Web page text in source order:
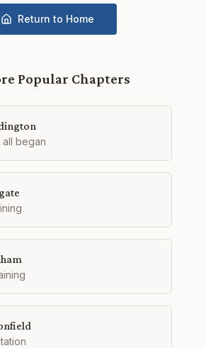
Return to Home
Popular Chapters
began